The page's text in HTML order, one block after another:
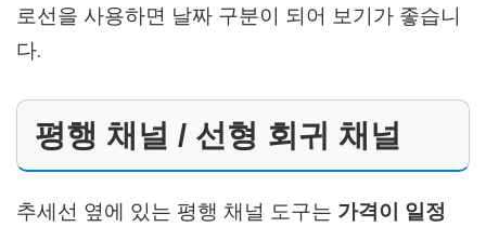
로선을 사용하면 날짜 구분이 되어 보기가 좋습니
다.
평행 채널 / 선형 회귀 채널
추세선 옆에 있는 평행 채널 도구는 가격이 일정